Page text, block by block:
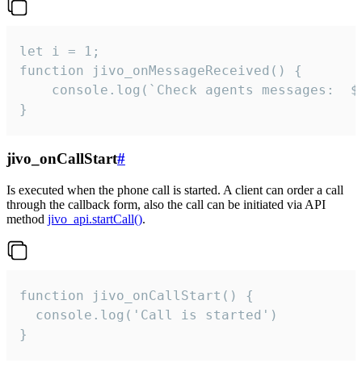
let i = 1;
function jivo_onMessageReceived() {
}
jivo_onCallStart#
Is executed when the phone call is started. A client can order a call
through the callback form, also the call can be initiated via API
method jivo_api.startCall().
function jivo_onCallStart() {
  console.log('Call is started')
}